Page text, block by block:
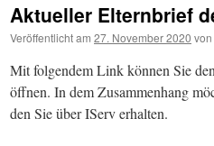
Aktueller Elternbrief
Veröffentlicht am 27. November 2020 von
Mit folgendem Link können Sie
öffnen. In dem Zusammenhang
den Sie über IServ erhalten.